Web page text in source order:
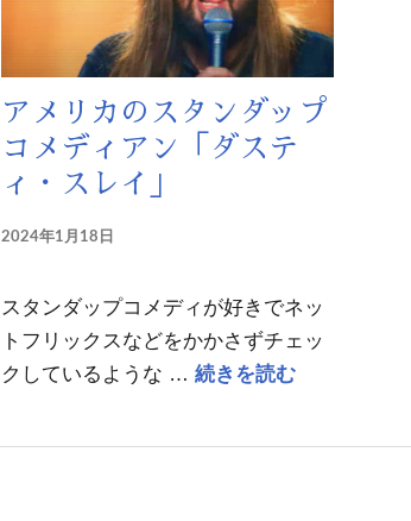
アメリカのスタンダップ
コメディアン「ダステ
ィ・スレイ」
2024年1月18日
スタンダップコメディが好きでネッ
トフリックスなどをかかさずチェッ
クしているような … 続きを読むアメリカの